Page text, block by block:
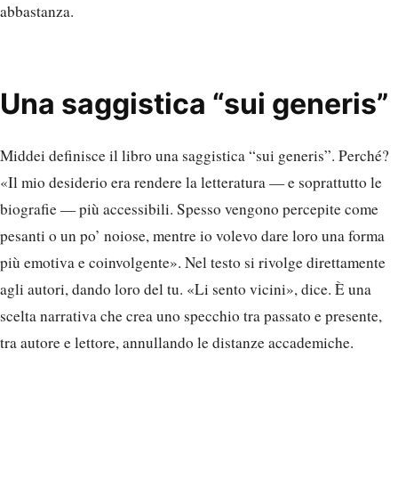
abbastanza.
Una saggistica “sui generis”
Middei definisce il libro una saggistica “sui generis”. Perché?
«Il mio desiderio era rendere la letteratura — e soprattutto le
biografie — più accessibili. Spesso vengono percepite come
pesanti o un po’ noiose, mentre io volevo dare loro una forma
più emotiva e coinvolgente». Nel testo si rivolge direttamente
agli autori, dando loro del tu. «Li sento vicini», dice. È una
scelta narrativa che crea uno specchio tra passato e presente,
tra autore e lettore, annullando le distanze accademiche.